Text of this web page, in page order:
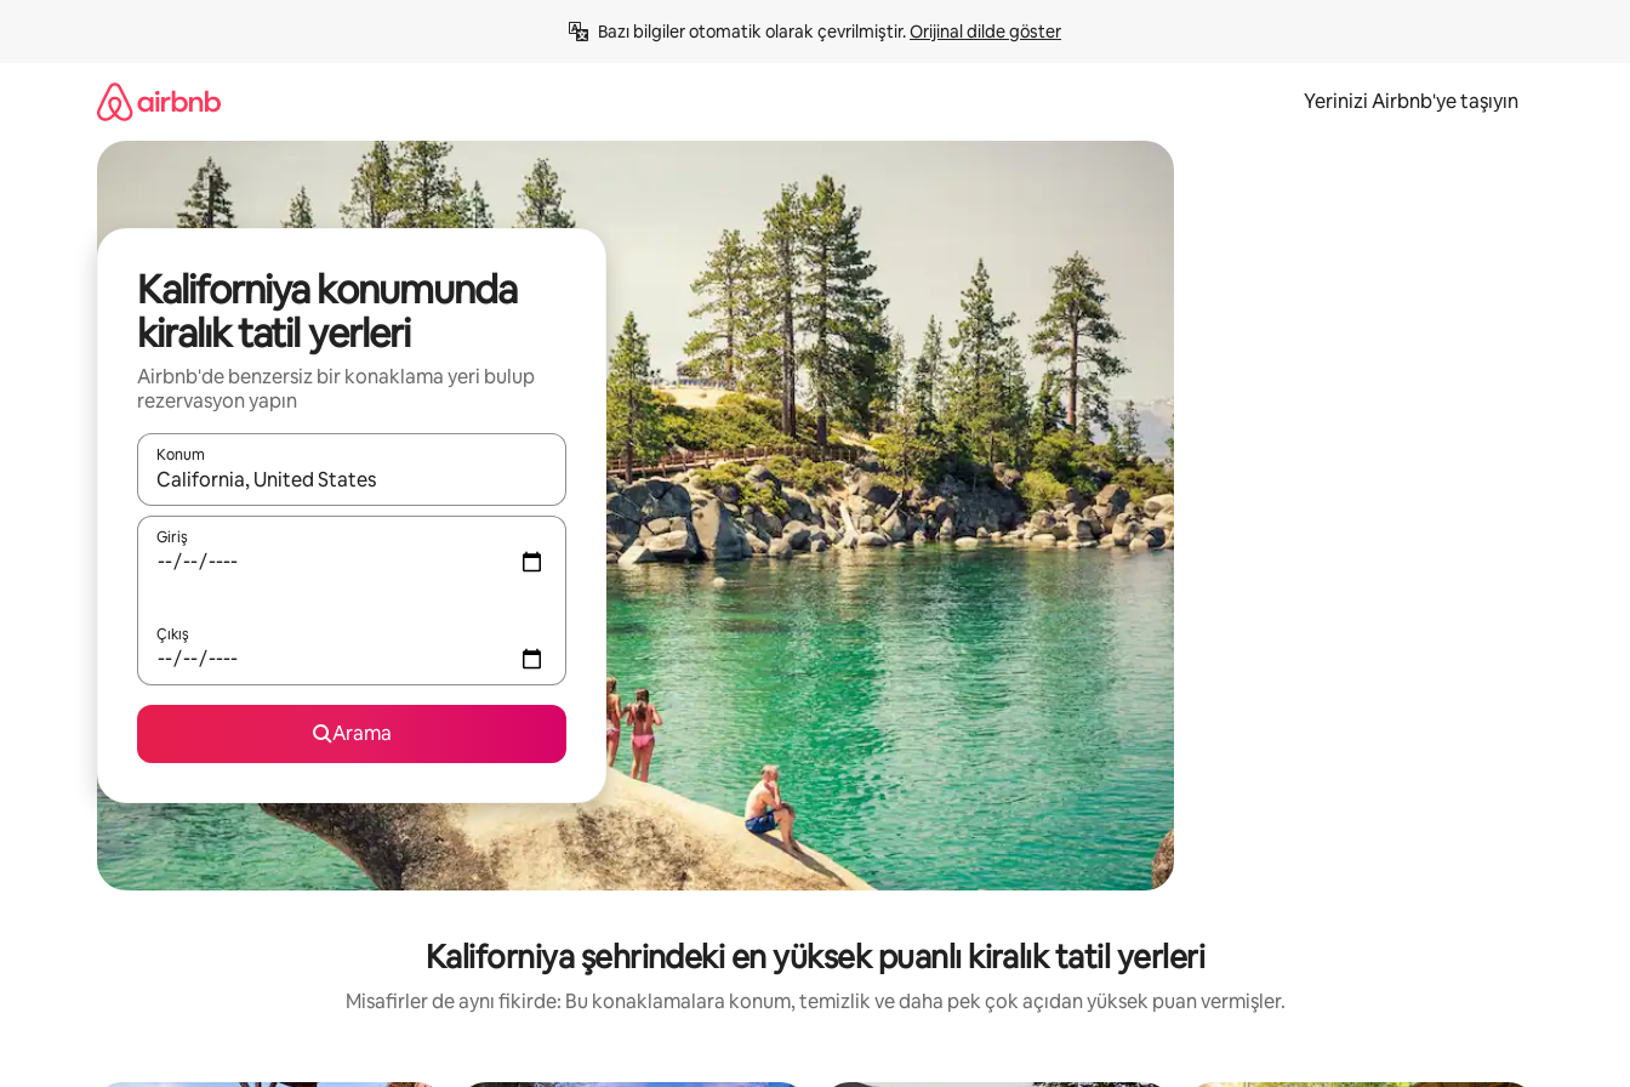
Bazı bilgiler otomatik olarak çevrilmiştir. Orijinal dilde göster
Yerinizi Airbnb'ye taşıyın
Kaliforniya konumunda
kiralık tatil yerleri
Airbnb'de benzersiz bir konaklama yeri bulup
rezervasyon yapın
Konum
Sonuçlar kullanılabilir olduğunda yukarı ve aşağı oklarıyla gezinin veya dokunarak ya da kaydırma hareketleriyle keşfedin.
Giriş
Çıkış
Arama
Kaliforniya şehrindeki en yüksek puanlı kiralık tatil yerleri
Misafirler de aynı fikirde: Bu konaklamalara konum, temizlik ve daha pek çok açıdan yüksek puan vermişler.